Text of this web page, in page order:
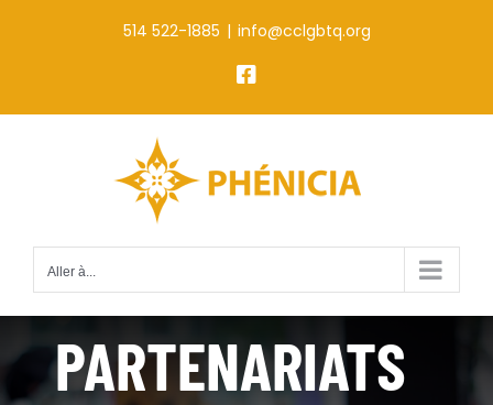
514 522-1885 | info@cclgbtq.org
Facebook
Aller à...
PARTENARIATS